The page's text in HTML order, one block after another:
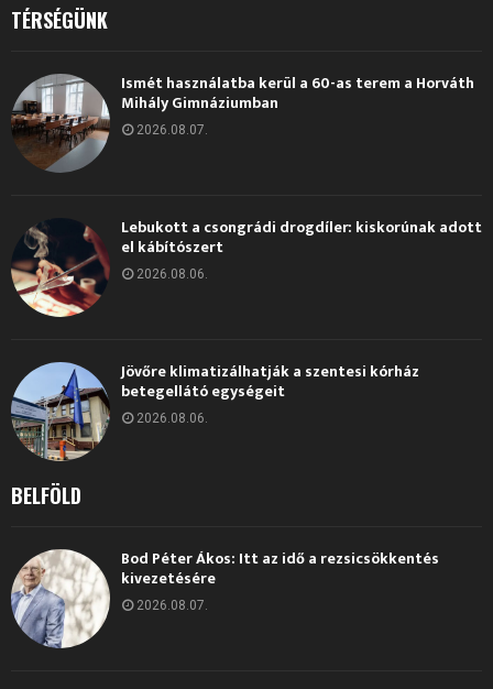
TÉRSÉGÜNK
Ismét használatba kerül a 60-as terem a Horváth
Mihály Gimnáziumban
2026.08.07.
Lebukott a csongrádi drogdíler: kiskorúnak adott
el kábítószert
2026.08.06.
Jövőre klimatizálhatják a szentesi kórház
betegellátó egységeit
2026.08.06.
BELFÖLD
Bod Péter Ákos: Itt az idő a rezsicsökkentés
kivezetésére
2026.08.07.